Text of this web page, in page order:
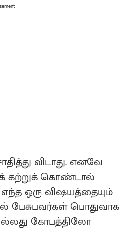
விடாது. எனவே
கற்றுக் கொண்டால்
ஒரு விஷயத்தையும்
பேசுபவர்கள் பொதுவாக
கோபத்திலோ